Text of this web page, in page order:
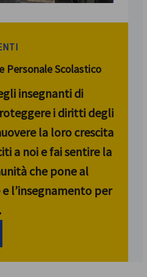
Personale Scolastico
insegnanti di
i diritti degli
la loro crescita
a noi e fai sentire la
che pone al
l’insegnamento per